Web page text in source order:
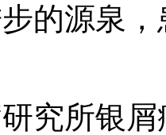
的源泉
究所银